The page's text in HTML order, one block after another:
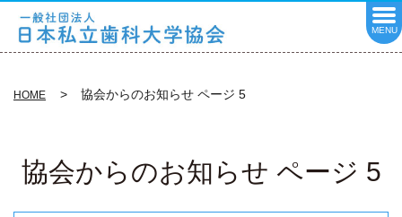
MENU
HOME 協会からのお知らせ ページ 5
協会からのお知らせ ページ 5